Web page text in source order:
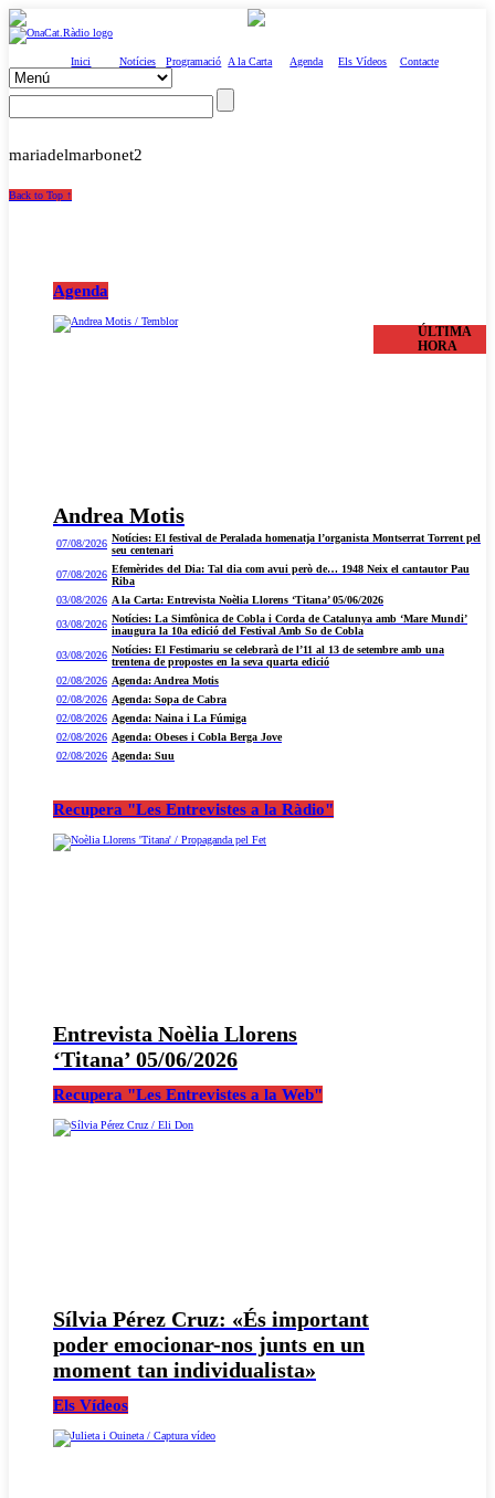
Inici Notícies Programació A la Carta Agenda Els Vídeos Contacte
mariadelmarbonet2
Back to Top ↑
Agenda
Andrea Motis
ÚLTIMA
HORA
07/08/2026 Notícies: El festival de Peralada homenatja l’organista Montserrat Torrent pel
seu centenari
07/08/2026 Efemèrides del Dia: Tal dia com avui però de… 1948 Neix el cantautor Pau
Riba
03/08/2026 A la Carta: Entrevista Noèlia Llorens ‘Titana’ 05/06/2026
03/08/2026 Notícies: La Simfònica de Cobla i Corda de Catalunya amb ‘Mare Mundi’
inaugura la 10a edició del Festival Amb So de Cobla
03/08/2026 Notícies: El Festimariu se celebrarà de l’11 al 13 de setembre amb una
trentena de propostes en la seva quarta edició
02/08/2026 Agenda: Andrea Motis
02/08/2026 Agenda: Sopa de Cabra
02/08/2026 Agenda: Naina i La Fúmiga
02/08/2026 Agenda: Obeses i Cobla Berga Jove
02/08/2026 Agenda: Suu
Recupera "Les Entrevistes a la Ràdio"
Entrevista Noèlia Llorens
‘Titana’ 05/06/2026
Recupera "Les Entrevistes a la Web"
Sílvia Pérez Cruz: «És important
poder emocionar-nos junts en un
moment tan individualista»
Els Vídeos